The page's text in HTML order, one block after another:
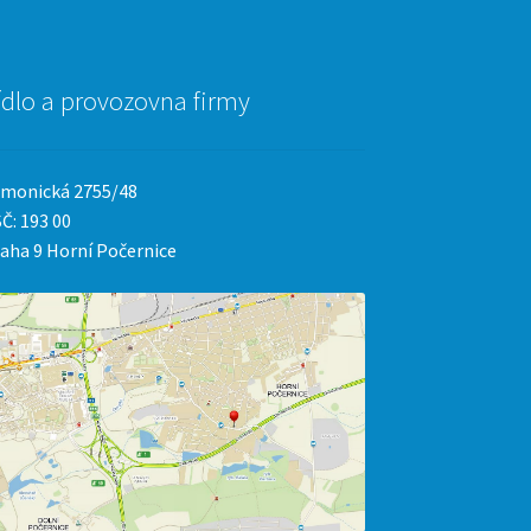
a provozovna firmy
2755/48
193 00
9 Horní Počernice